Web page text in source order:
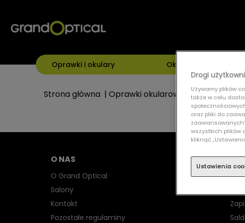
Oprawki i okulary Okulary
Strona główna | Oprawki okularowe |RAY BAN
O NAS
O Grand Optical
Salony
Kontakt
Pozostałe regulaminy
Drogi
Używamy plików
także w celu
oraz pliki do
wszystkich plików
kliknąć
Ustawienia